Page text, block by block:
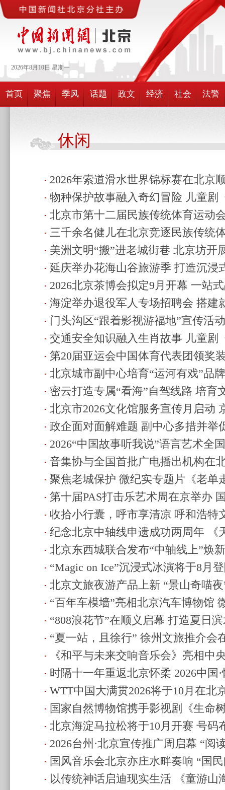
2026年8月 10日 星期一
首页 聚焦 季风 话题 政文 经济 社会 法警
休闲
2026年索道滑水世界锦标赛在北京
17:53)
物种保护故事融入奇幻冒险 儿童剧
京首演 (2026.8.9 17:51)
北京市第十二届民族传统体育运动
22个项目(2026.8.9 17:50)
三千余名健儿在北京竞逐民族传统
17:47)
美洲文明“搬”进老城街巷 北京坊开
(2026.8.9 17:40)
延庆举办花海山谷旅游季 打造沉浸
(2026.8.9 11:55)
2026北京茶博会拟定9月开幕 一站
20:22)
海淀举办退役军人专场招聘会 搭建
(2026.8.7 09:07)
门头沟区“跟着影视游福地”宣传活
(2026.8.6 20:37)
交通安全知识融入生肖故事 儿童剧
英雄》在京发布 (2026.8.6 09:08)
第20届亚运会中国体育代表团领奖
(2026.8.5 11:13)
北京城市副中心培育“运河有戏”品
出3900余场 (2026.8.5 11:08)
密云打造专属“看海”自驾线路 培育
10:47)
北京市2026文化馆服务宣传月启动
(2026.8.4 10:45)
政企面对面解难题 副中心多措并举
19:44)
2026“中国故事听我说”语言艺术全
京举办(2026.8.1 17:35)
音集协与全国首批广电播出机构在
22:18)
聚焦老城保护 微纪实专题片《老单
季》在京开机(2026.7.31 22:11)
第十届PAS打击乐艺术周在京举办
益公开课(2026.7.31 11:33)
收拾小行囊，呼市享清凉 呼和浩特
举办(2026.7.29 18:41)
纪念北京中轴线申遗成功两周年 《
京发布(2026.7.29 10:24)
北京东西城联合发布“中轴线上”焕
(2026.7.29 10:10)
“Magic on Ice”沉浸式冰演将于8月
(2026.7.28 21:50)
北京文旅夜游产品上新 “景山奇喵
(2026.7.28 19:07)
“百年车模墙”亮相北京汽车博物馆
史(2026.7.26 22:19)
“808浪花节”在顺义启幕 打造夏日
(2026.7.26 11:01)
“夏一站，且徐行” 徐州文旅推介会
22:28)
《和平与未来交响音乐会》亮相中
(2026.7.25 22:26)
时隔十一年重返北京怀柔 2026中国
赛八月启幕(2026.7.23 21:00)
WTT中国大满贯2026将于10月在北
(2026.7.23 09:47)
国家自然博物馆携手影视剧《生命
的生命与守护(2026.7.17 14:29)
北京海淀马拉松将于10月开赛 号码
景(2026.7.16 18:13)
2026台州·北京宣传推广周启幕 “阅
海魅力(2026.7.13 20:51)
国风音乐会北京亦庄水畔奏响 “国
袂献艺(2026.7.9 20:32)
以传统神话启迪现实生活 《童游山